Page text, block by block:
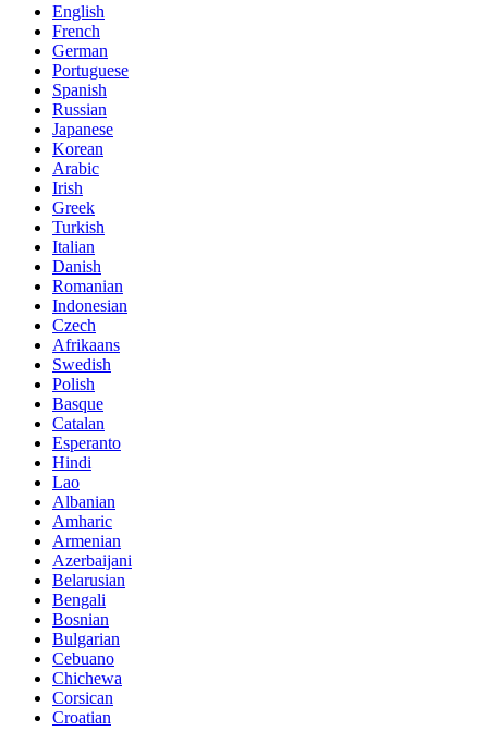
English
French
German
Portuguese
Spanish
Russian
Japanese
Korean
Arabic
Irish
Greek
Turkish
Italian
Danish
Romanian
Indonesian
Czech
Afrikaans
Swedish
Polish
Basque
Catalan
Esperanto
Hindi
Lao
Albanian
Amharic
Armenian
Azerbaijani
Belarusian
Bengali
Bosnian
Bulgarian
Cebuano
Chichewa
Corsican
Croatian